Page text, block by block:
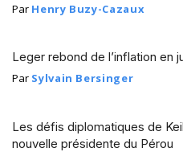
Par Henry Buzy-Cazaux
Leger rebond de l’inflation en
Par Sylvain Bersinger
Les défis diplomatiques de
nouvelle présidente du Pérou